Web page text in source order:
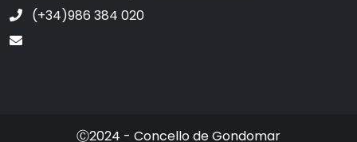
(+34)986 384 020
Ⓒ2024 - Concello de Gondomar